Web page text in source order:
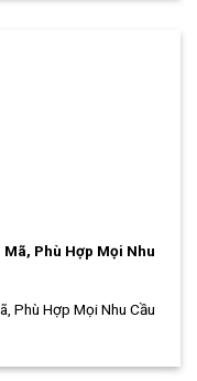
Phù Hợp Mọi Nhu
Phù Hợp Mọi Nhu Cầu